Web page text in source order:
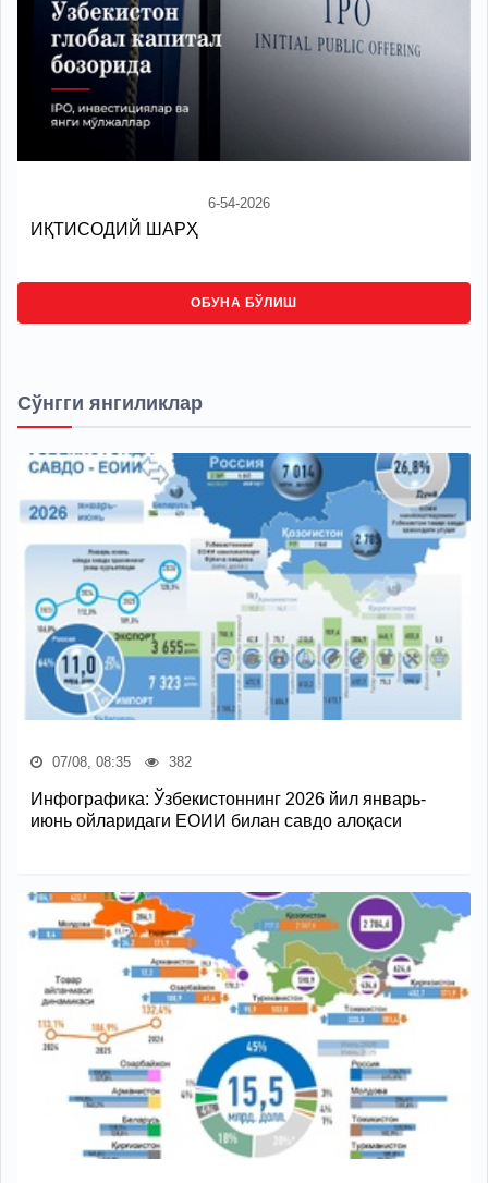
6-54-2026
ИҚТИСОДИЙ ШАРҲ
ОБУНА БЎЛИШ
Сўнгги янгиликлар
07/08, 08:35 382
Инфографика: Ўзбекистоннинг 2026 йил январь-
июнь ойларидаги ЕОИИ билан савдо алоқаси